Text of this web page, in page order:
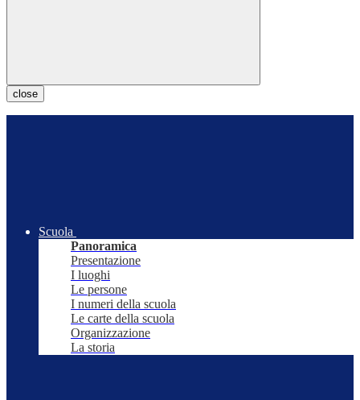
close
Scuola
Panoramica
Presentazione
I luoghi
Le persone
I numeri della scuola
Le carte della scuola
Organizzazione
La storia